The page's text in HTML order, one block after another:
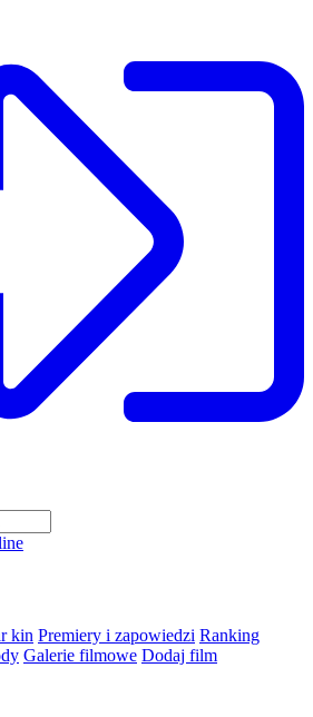
kin Premiery i zapowiedzi Ranking
Galerie filmowe Dodaj film